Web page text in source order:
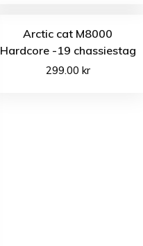
Arctic cat M8000
Hardcore -19 chassiestag
299.00 kr